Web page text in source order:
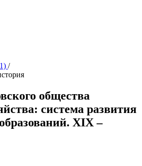
/
общества
система развития
XIX –